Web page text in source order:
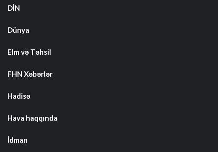
DİN
Dünya
Elm və Təhsil
FHN Xəbərlər
Hadisə
Hava haqqında
İdman